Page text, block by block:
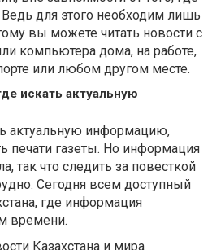
для этого необходим лишь
вы можете читать новости с
компьютера дома, на работе,
или любом другом месте.
искать актуальную
актуальную информацию,
печати газеты. Но информация
так что следить за повесткой
Сегодня всем доступный
где информация
времени.
Казахстана и мира